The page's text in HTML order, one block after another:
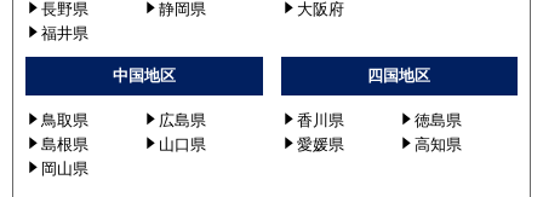
PCZ-ZRMP56KR
PCZ-ZRMP56SK2
PCZ-ZRMP56SKLY
PCZ-ZRMP56KLY
長野県
静岡県
福井県
大阪府
中国地区
鳥取県
広島県
島根県
山口県
岡山県
四国地区
香川県
徳島県
愛媛県
高知県